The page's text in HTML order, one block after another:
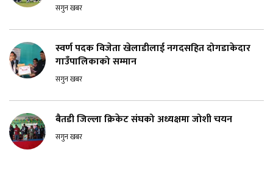
सगुन खबर
स्वर्ण पदक विजेता खेलाडीलाई नगदसहित दोगडाकेदार
गाउँपालिकाको सम्मान
सगुन खबर
बैतडी जिल्ला क्रिकेट संघको अध्यक्षमा जोशी चयन
सगुन खबर